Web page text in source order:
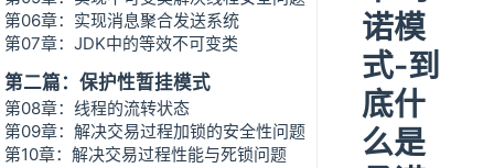
第06章：实现消息聚合发送系统
第07章：JDK中的等效不可变类
第二篇：保护性暂挂模式
第08章：线程的流转状态
第09章：解决交易过程加锁的安全性问题
第10章：解决交易过程性能与死锁问题
诺模
式-到
底什
么是